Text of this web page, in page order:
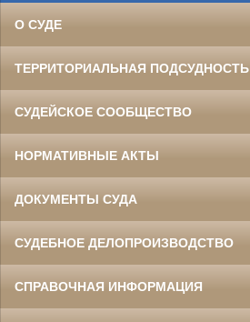
О СУДЕ
ТЕРРИТОРИАЛЬНАЯ ПОДСУДНОСТЬ
СУДЕЙСКОЕ СООБЩЕСТВО
НОРМАТИВНЫЕ АКТЫ
ДОКУМЕНТЫ СУДА
СУДЕБНОЕ ДЕЛОПРОИЗВОДСТВО
СПРАВОЧНАЯ ИНФОРМАЦИЯ